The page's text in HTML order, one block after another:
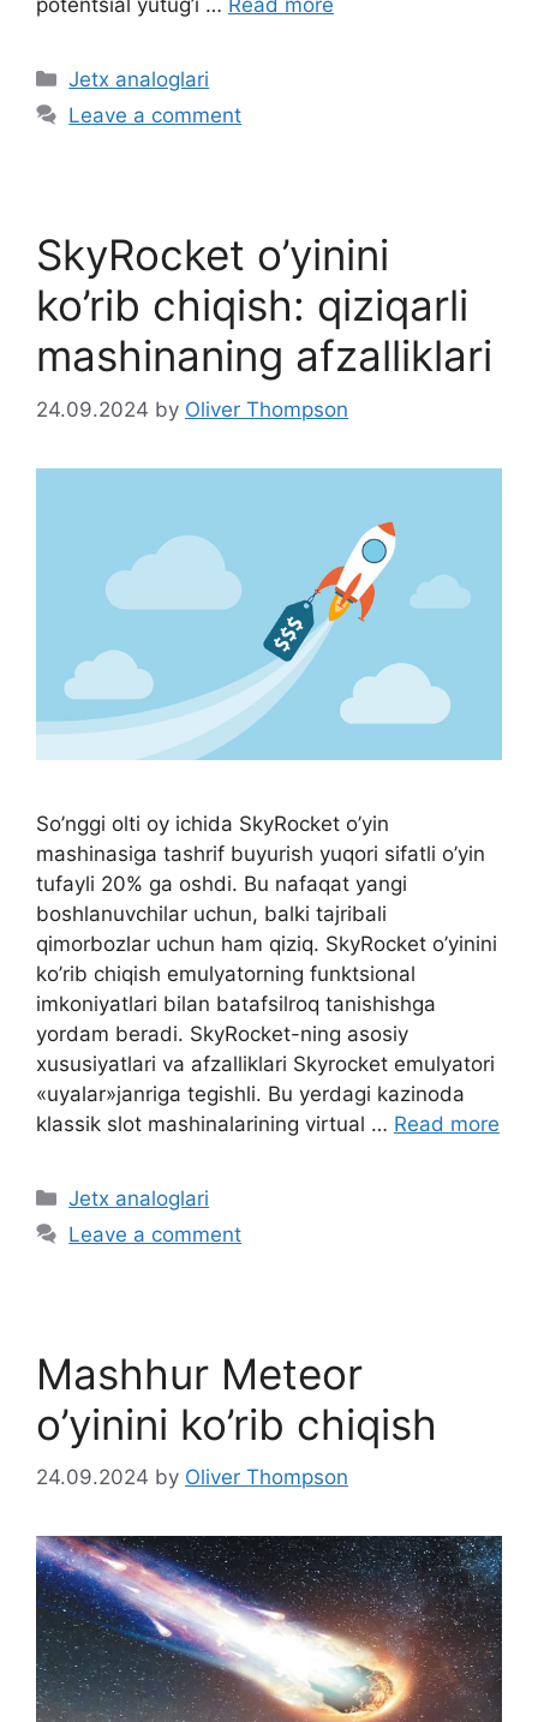
potentsial yutug’i … Read more
C
a
r
e
s
Jetx analoglari
Leave a comment
SkyRocket o’yinini
ko’rib chiqish: qiziqarli
mashinaning afzalliklari
24.09.2024 by Oliver Thompson
So’nggi olti oy ichida SkyRocket o’yin
mashinasiga tashrif buyurish yuqori sifatli o’yin
tufayli 20% ga oshdi. Bu nafaqat yangi
boshlanuvchilar uchun, balki tajribali
qimorbozlar uchun ham qiziq. SkyRocket o’yinini
ko’rib chiqish emulyatorning funktsional
imkoniyatlari bilan batafsilroq tanishishga
yordam beradi. SkyRocket-ning asosiy
xususiyatlari va afzalliklari Skyrocket emulyatori
«uyalar»janriga tegishli. Bu yerdagi kazinoda
klassik slot mashinalarining virtual … Read more
C
a
i
e
s
Jetx analoglari
Leave a comment
Mashhur Meteor
o’yinini ko’rib chiqish
24.09.2024 by Oliver Thompson